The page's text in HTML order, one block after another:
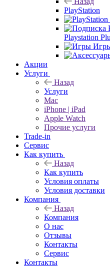
PlayStation
Playstation
Акции
Услуги
Назад
Услуги
Mac
iPhone | iPad
Apple Watch
Прочие услуги
Trade-in
Сервис
Как купить
Назад
Как купить
Условия оплаты
Условия доставки
Компания
Назад
Компания
О нас
Отзывы
Контакты
Сервис
Контакты